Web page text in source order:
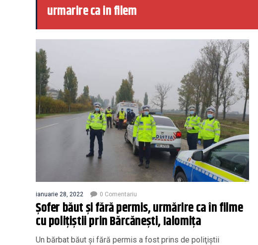
urmarire ca in filem
ianuarie 28, 2022 0 Comentariu
Şofer băut şi fără permis, urmărire ca în filme
cu poliţiştii prin Bărcăneşti, Ialomiţa
Un bărbat băut şi fără permis a fost prins de poliţiştii